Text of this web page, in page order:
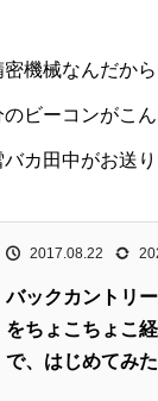
機械なんだか
ビーコンがこ
カ田中がお送り
2017.08.22
バックカントリ
をちょこちょこ
で、はじめてみ